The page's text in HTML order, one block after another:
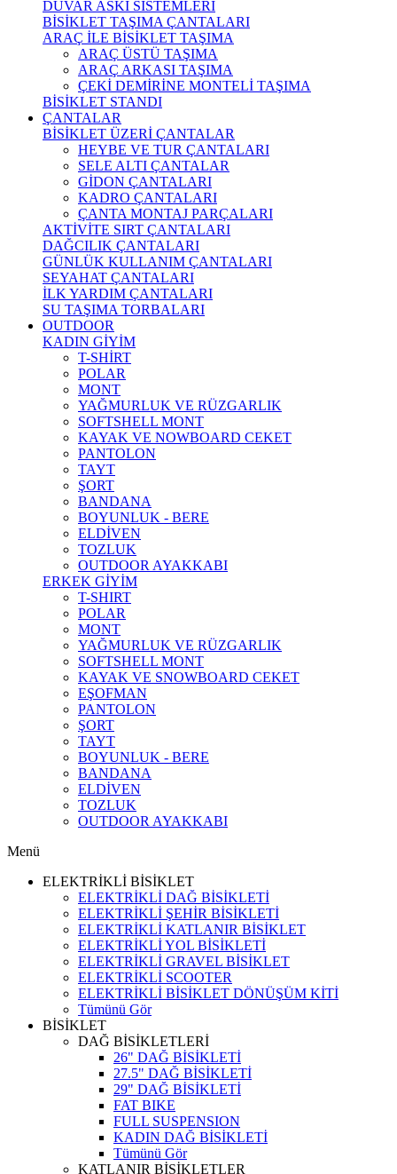
DUVAR ASKI SİSTEMLERİ
BİSİKLET TAŞIMA ÇANTALARI
ARAÇ İLE BİSİKLET TAŞIMA
ARAÇ ÜSTÜ TAŞIMA
ARAÇ ARKASI TAŞIMA
ÇEKİ DEMİRİNE MONTELİ TAŞIMA
BİSİKLET STANDI
ÇANTALAR
BİSİKLET ÜZERİ ÇANTALAR
HEYBE VE TUR ÇANTALARI
SELE ALTI ÇANTALAR
GİDON ÇANTALARI
KADRO ÇANTALARI
ÇANTA MONTAJ PARÇALARI
AKTİVİTE SIRT ÇANTALARI
DAĞCILIK ÇANTALARI
GÜNLÜK KULLANIM ÇANTALARI
SEYAHAT ÇANTALARI
İLK YARDIM ÇANTALARI
SU TAŞIMA TORBALARI
OUTDOOR
KADIN GİYİM
T-SHİRT
POLAR
MONT
YAĞMURLUK VE RÜZGARLIK
SOFTSHELL MONT
KAYAK VE NOWBOARD CEKET
PANTOLON
TAYT
ŞORT
BANDANA
BOYUNLUK - BERE
ELDİVEN
TOZLUK
OUTDOOR AYAKKABI
ERKEK GİYİM
T-SHIRT
POLAR
MONT
YAĞMURLUK VE RÜZGARLIK
SOFTSHELL MONT
KAYAK VE SNOWBOARD CEKET
EŞOFMAN
PANTOLON
ŞORT
TAYT
BOYUNLUK - BERE
BANDANA
ELDİVEN
TOZLUK
OUTDOOR AYAKKABI
Menü
ELEKTRİKLİ BİSİKLET
ELEKTRİKLİ DAĞ BİSİKLETİ
ELEKTRİKLİ ŞEHİR BİSİKLETİ
ELEKTRİKLİ KATLANIR BİSİKLET
ELEKTRİKLİ YOL BİSİKLETİ
ELEKTRİKLİ GRAVEL BİSİKLET
ELEKTRİKLİ SCOOTER
ELEKTRİKLİ BİSİKLET DÖNÜŞÜM KİTİ
Tümünü Gör
BİSİKLET
DAĞ BİSİKLETLERİ
26" DAĞ BİSİKLETİ
27.5" DAĞ BİSİKLETİ
29" DAĞ BİSİKLETİ
FAT BIKE
FULL SUSPENSION
KADIN DAĞ BİSİKLETİ
Tümünü Gör
KATLANIR BİSİKLETLER